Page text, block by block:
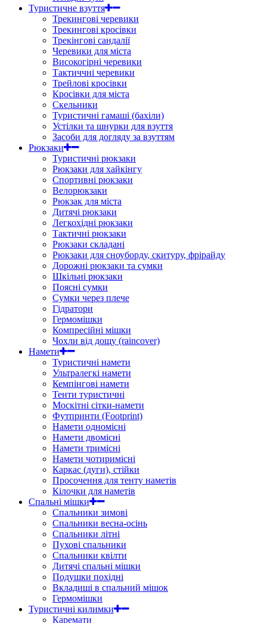
Туристичне взуття
Трекингові черевики
Трекингові кросівки
Трекінгові сандалії
Черевики для міста
Високогірні черевики
Тактиччні черевики
Трейлові кросівки
Кросівки для міста
Скельники
Туристичні гамаші (бахіли)
Устілки та шнурки для взуття
Засоби для догляду за взуттям
Рюкзаки
Туристичні рюкзаки
Рюкзаки для хайкінгу
Спортивні рюкзаки
Велорюкзаки
Рюкзак для міста
Дитячі рюкзаки
Легкохідні рюкзаки
Тактичні рюкзаки
Рюкзаки складані
Рюкзаки для сноуборду, скитуру, фрірайду
Дорожні рюкзаки та сумки
Шкільні рюкзаки
Поясні сумки
Сумки через плече
Гідратори
Гермомішки
Компресійні мішки
Чохли від дощу (raincover)
Намети
Туристичні намети
Ультралегкі намети
Кемпінгові намети
Тенти туристичні
Москітні сітки-намети
Футпринти (Footprint)
Намети одномісні
Намети двомісні
Намети тримісні
Намети чотиримісні
Каркас (дуги), стійки
Просочення для тенту наметів
Кілочки для наметів
Спальні мішки
Спальники зимові
Спальники весна-осінь
Спальники літні
Пухові спальники
Спальники квілти
Дитячі спальні мішки
Подушки похідні
Вкладиші в спальний мішок
Гермомішки
Туристичні килимки
Каремати